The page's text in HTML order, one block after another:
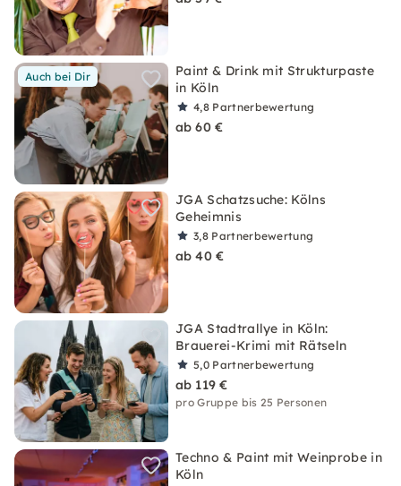
Auch bei Dir
Paint & Drink mit Strukturpaste
in Köln
4,8 Partnerbewertung
ab 60 €
JGA Schatzsuche: Kölns
Geheimnis
3,8 Partnerbewertung
ab 40 €
JGA Stadtrallye in Köln:
Brauerei-Krimi mit Rätseln
5,0 Partnerbewertung
ab 119 €
pro Gruppe bis 25 Personen
Techno & Paint mit Weinprobe in
Köln